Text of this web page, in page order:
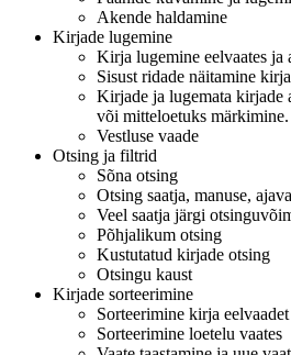
Akende haldamine
Kirjade lugemine
Kirja lugemine eelvaates ja
Sisust ridade näitamine
Kirjade ja lugemata kirjade
või mitteloetuks märkimine.
Vestluse vaade
Otsing ja filtrid
Sõna otsing
Otsing saatja, manuse,
Veel saatja järgi
Põhjalikum otsing
Kustutatud kirjade otsing
Otsingu kaust
Kirjade sorteerimine
Sorteerimine kirja eelvaadet
Sorteerimine loetelu vaates